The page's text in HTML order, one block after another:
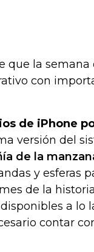
la semana
con
de iPhone
versión del
de la
y esferas
de la
a lo
contar